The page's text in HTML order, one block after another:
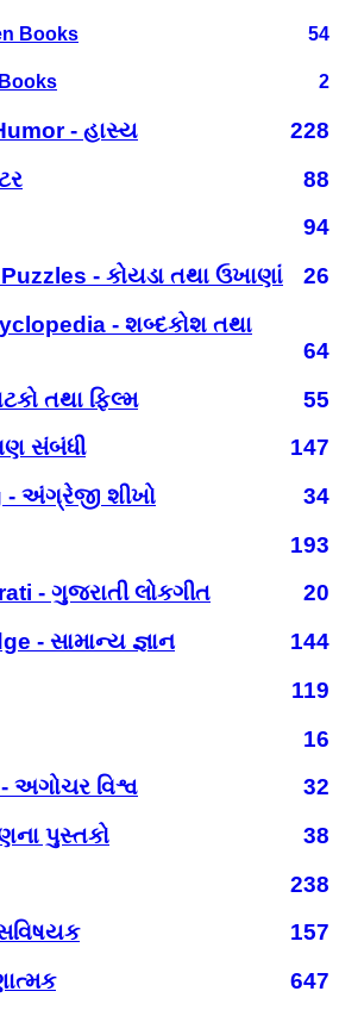
Books 54
2
- હાસ્ય
228
88
94
- કોયડા તથા ઉખાણાં
26
- શબ્દકોશ તથા
64
તથા ફિલ્મ
55
સંબંધી
147
- અંગ્રેજી શીખો
34
193
- ગુજરાતી લોકગીત
20
- સામાન્ય જ્ઞાન
144
119
16
અગોચર વિશ્વ
32
પુસ્તકો
38
238
157
647